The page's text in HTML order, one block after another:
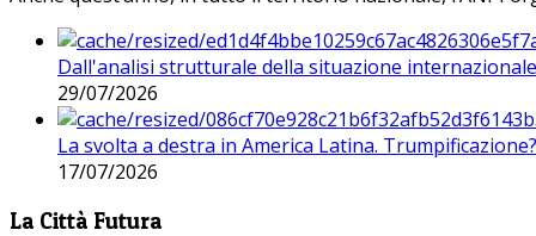
Dall'analisi strutturale della situazione
29/07/2026
La svolta a destra in America Latina. Trumpificazione?
17/07/2026
La Città Futura